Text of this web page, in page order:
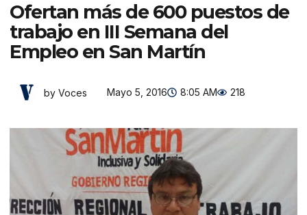
Ofertan más de 600 puestos de
trabajo en III Semana del
Empleo en San Martín
by Voces Mayo 5, 2016 8:05 AM 218